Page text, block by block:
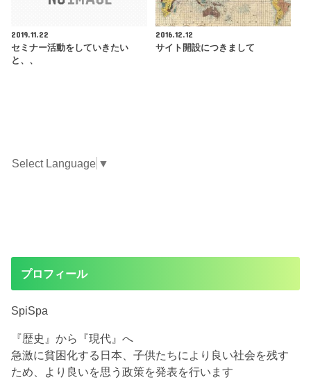
2019.11.22
セミナー活動をしていきたい
と、、
2016.12.12
サイト開設につきまして
Select Language ▼
プロフィール
SpiSpa
『歴史』から『現代』へ
急激に貧困化する日本、子供たちにより良い社会を残す
ため、より良いを思う政策を発表を行います